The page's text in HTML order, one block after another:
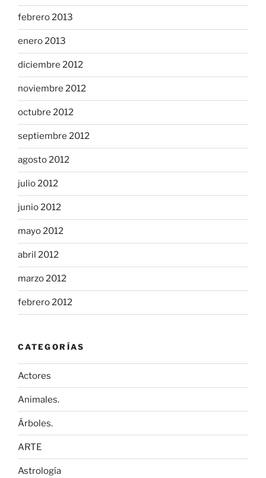
febrero 2013
enero 2013
diciembre 2012
noviembre 2012
octubre 2012
septiembre 2012
agosto 2012
julio 2012
junio 2012
mayo 2012
abril 2012
marzo 2012
febrero 2012
CATEGORÍAS
Actores
Animales.
Árboles.
ARTE
Astrología